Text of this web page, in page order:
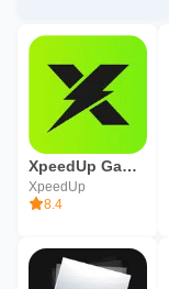
XpeedUp Game Booster: Lower Lag
XpeedUp
8.4